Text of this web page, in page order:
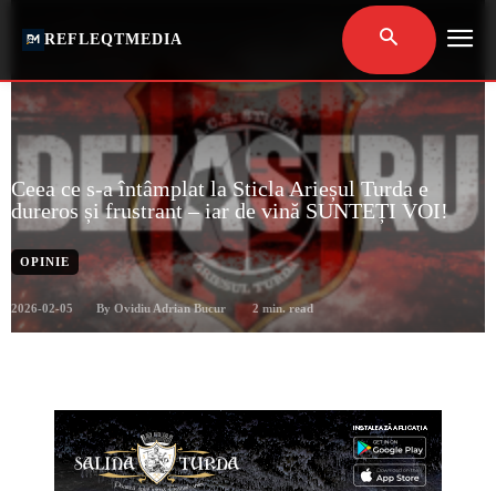
REFLEQTMEDIA
Ceea ce s-a întâmplat la Sticla Arieșul Turda e
dureros și frustrant – iar de vină SUNTEȚI VOI!
OPINIE
2026-02-05 By Ovidiu Adrian Bucur 2 min. read